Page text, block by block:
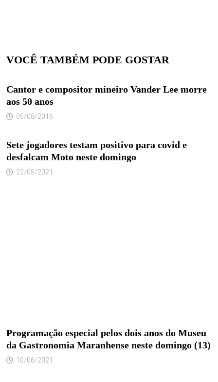
VOCÊ TAMBÉM PODE GOSTAR
Cantor e compositor mineiro Vander Lee morre
aos 50 anos
05/08/2016
Sete jogadores testam positivo para covid e
desfalcam Moto neste domingo
22/05/2021
Programação especial pelos dois anos do Museu
da Gastronomia Maranhense neste domingo (13)
10/06/2021